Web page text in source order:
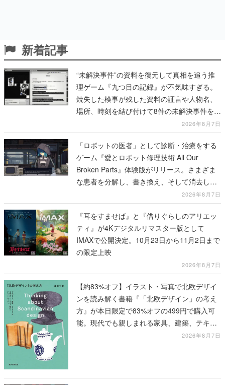
新着記事
“未解決事件”の資料を復元して真相を追う推
理ゲーム『九つ目の記録』が不気味すぎる。
焼失した検事が残した資料の証言や人物名、
場所、時刻を結び付けて8件の未解決事件を再
2026年8月7日
「ロボットの医者」として診断・治療をする
ゲーム『愛とロボット修理技術 All Our
Broken Parts』体験版がリリース。さまざま
な患者を分解し、書き換え、そして消去して
2026年8月7日
『耳をすませば』と『借りぐらしのアリエッ
ティ』が4Kデジタルリマスター版として
IMAXで公開決定。10月23日から11月2日まで
の限定上映
2026年8月7日
【約83%オフ】イラスト・写真で北欧デザイ
ンを読み解く書籍『「北欧デザイン」の考え
方』が本日限定で83%オフの499円で購入可
能。現代でも親しまれる家具、建築、テキス
2026年8月7日